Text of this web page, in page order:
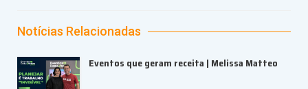
Notícias Relacionadas
Eventos que geram receita | Melissa Matteo